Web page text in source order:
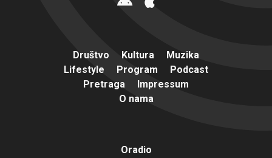
Društvo Kultura
Muzika
Lifestyle
Program
Podcast
Pretraga
Impressum
O nama
Oradio